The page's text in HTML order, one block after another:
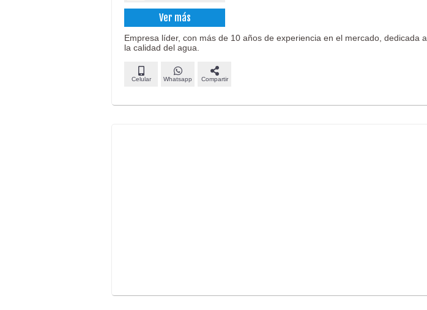
Ver más
Empresa líder, con más de 10 años de experiencia en el mercado, dedicada
la calidad del agua.
Celular Whatsapp Compartir